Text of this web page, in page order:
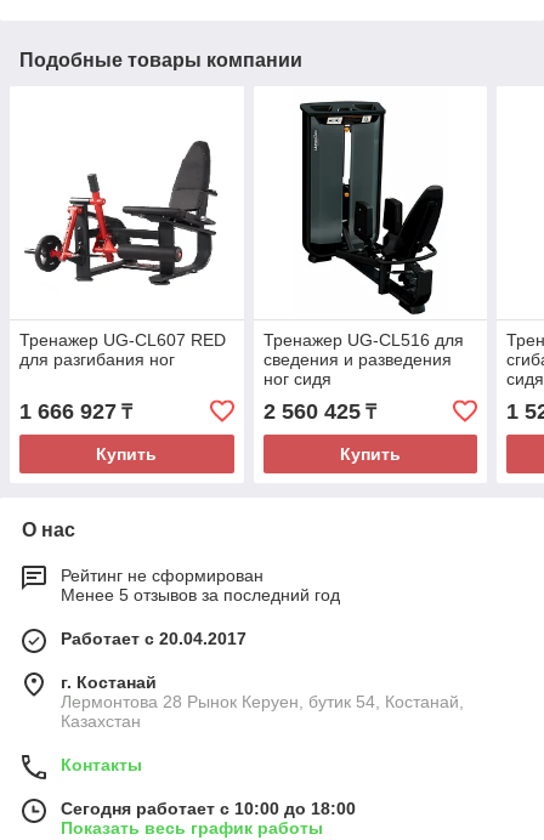
Подобные товары компании
Тренажер UG-CL607 RED
для разгибания ног
1 666 927 ₸
Купить
Тренажер UG-CL516 для
сведения и разведения
ног сидя
2 560 425₸
Купить
сидя
1
О нас
Рейтинг не сформирован
Менее 5 отзывов за последний год
Работает с 20.04.2017
г. Костанай
Лермонтова 28 Рынок Керуен, бутик 54, Костанай,
Казахстан
Контакты
Сегодня работает с 10:00 до 18:00
Показать весь график работы